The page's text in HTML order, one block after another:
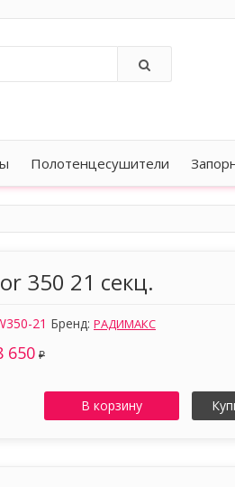
Полотенцесушители
350 21 секц.
21 Бренд: РАДИМАКС
650 ₽
В корзину